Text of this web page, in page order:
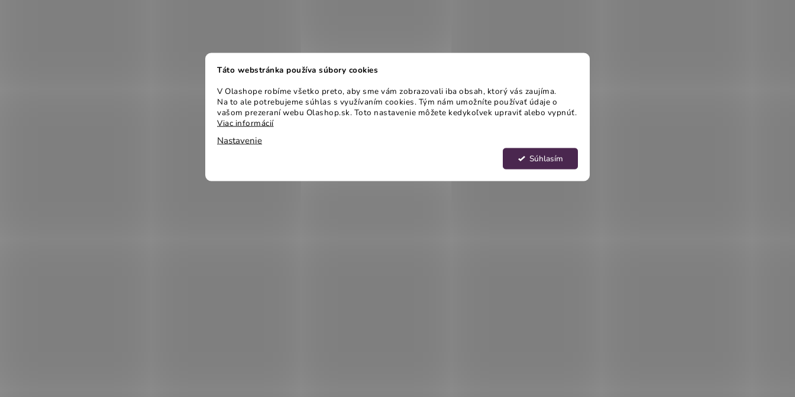
Táto webstránka používa súbory cookies
V Olashope robíme všetko preto, aby sme vám zobrazovali iba obsah, ktorý vás zaujíma.
Na to ale potrebujeme súhlas s využívaním cookies. Tým nám umožníte používať údaje o
vašom prezeraní webu Olashop.sk. Toto nastavenie môžete kedykoľvek upraviť alebo vypnúť.
Viac informácií
Nastavenie
Súhlasím